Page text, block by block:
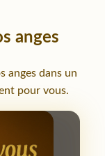
anges
anges dans un
pour vous.